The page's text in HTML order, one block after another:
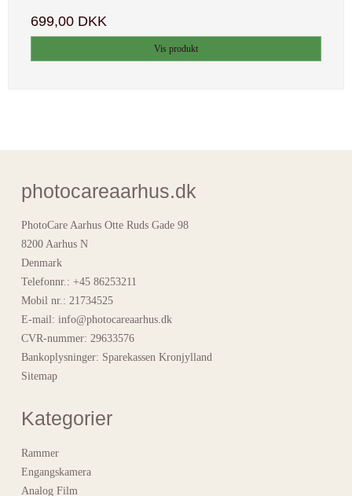
699,00 DKK
Vis produkt
photocareaarhus.dk
PhotoCare Aarhus Otte Ruds Gade 98
8200 Aarhus N
Denmark
Telefonnr.: +45 86253211
Mobil nr.: 21734525
E-mail: info@photocareaarhus.dk
CVR-nummer: 29633576
Bankoplysninger: Sparekassen Kronjylland
Sitemap
Kategorier
Rammer
Engangskamera
Analog Film